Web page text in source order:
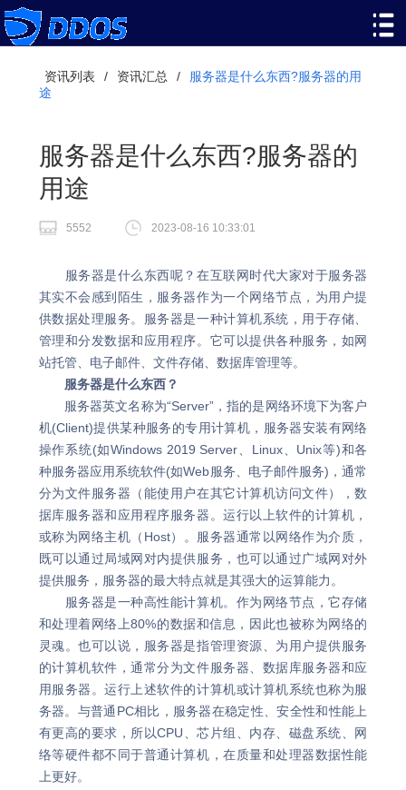
资讯列表 / 资讯汇总 /
服务器是什么东西?服务器的用
途
服务器是什么东西?服务器的
用途
5552 2023-08-16 10:33:01
服务器是什么东西呢？在互联网时代大家对于服务器
其实不会感到陌生，服务器作为一个网络节点，为用户提
供数据处理服务。服务器是一种计算机系统，用于存储、
管理和分发数据和应用程序。它可以提供各种服务，如网
站托管、电子邮件、文件存储、数据库管理等。
服务器是什么东西？
服务器英文名称为“Server”，指的是网络环境下为客户
机(Client)提供某种服务的专用计算机，服务器安装有网络
操作系统(如Windows 2019 Server、Linux、Unix等)和各
种服务器应用系统软件(如Web服务、电子邮件服务)，通常
分为文件服务器（能使用户在其它计算机访问文件），数
据库服务器和应用程序服务器。运行以上软件的计算机，
或称为网络主机（Host）。服务器通常以网络作为介质，
既可以通过局域网对内提供服务，也可以通过广域网对外
提供服务，服务器的最大特点就是其强大的运算能力。
服务器是一种高性能计算机。作为网络节点，它存储
和处理着网络上80%的数据和信息，因此也被称为网络的
灵魂。也可以说，服务器是指管理资源、为用户提供服务
的计算机软件，通常分为文件服务器、数据库服务器和应
用服务器。运行上述软件的计算机或计算机系统也称为服
务器。与普通PC相比，服务器在稳定性、安全性和性能上
有更高的要求，所以CPU、芯片组、内存、磁盘系统、网
络等硬件都不同于普通计算机，在质量和处理器数据性能
上更好。